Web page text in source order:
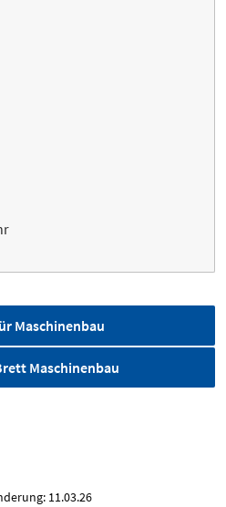
Maschinenbau
Maschinenbau
11.03.26